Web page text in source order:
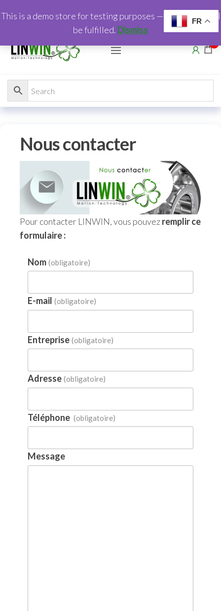
Nous contacter
Pour contacter LINWIN, vous pouvezremplir ce
formulaire :
Nom (obligatoire)
E-mail (obligatoire)
Entreprise (obligatoire)
Adresse (obligatoire)
Téléphone (obligatoire)
Message
FR
This is a demo store for testing purposes — no orders shall
be fulfilled. Dismiss